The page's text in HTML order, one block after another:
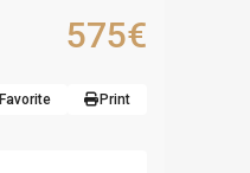
575€
Favorite Print